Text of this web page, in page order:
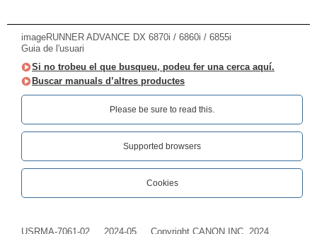
imageRUNNER ADVANCE DX 6870i / 6860i / 6855i
Guia de l'usuari
Si no trobeu el que busqueu, podeu fer una cerca aquí.
Buscar manuals d’altres productes
Please be sure to read this.‎
Supported browsers
Cookies
USRMA-7061-02 2024-05 Copyright CANON INC. 2024